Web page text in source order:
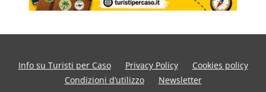
Info su Turisti per Caso Privacy Policy
Cookies policy
Condizioni d’utilizzo
Newsletter